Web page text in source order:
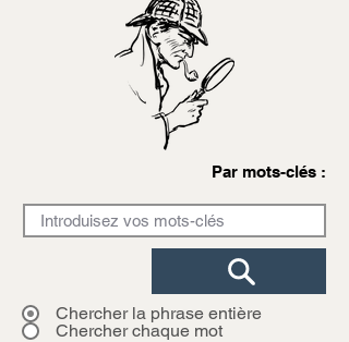
Par mots-clés :
Chercher la phrase entière
Chercher chaque mot